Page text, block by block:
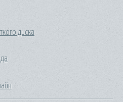
диска